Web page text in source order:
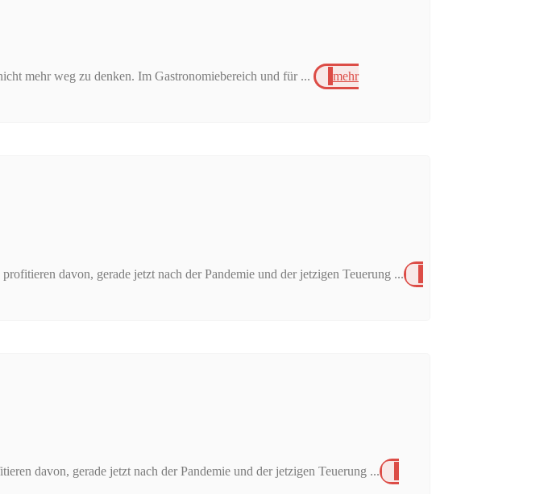
mehr weg zu denken. Im Gastronomiebereich und für ...
mehr
davon, gerade jetzt nach der Pandemie und der jetzigen Teuerung ...
davon, gerade jetzt nach der Pandemie und der jetzigen Teuerung ...